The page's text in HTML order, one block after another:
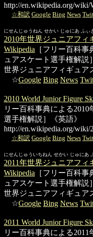
http://en.wikipedia.org/wiki/
☆和訳 Google Bing News
にせんじゅうねん せかい じゅにあ ふ
2010年世界ジュニアフ
Wikipedia ［フリー百科
ュアスケート選手権解説］
世界ジュニアフィギュア
☆Google Bing News
2010 World Junior Figure
リー百科事典による
選手権解説］《英語》
http://en.wikipedia.org/wiki/
☆和訳 Google Bing News
にせんじゅういちねん せかい じゅに
2011年世界ジュニアフ
Wikipedia ［フリー百科
ュアスケート選手権解説］
世界ジュニアフィギュア
☆Google Bing News
2011 World Junior Figure
リー百科事典による